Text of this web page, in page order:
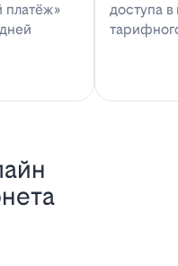
платёж»
доступа